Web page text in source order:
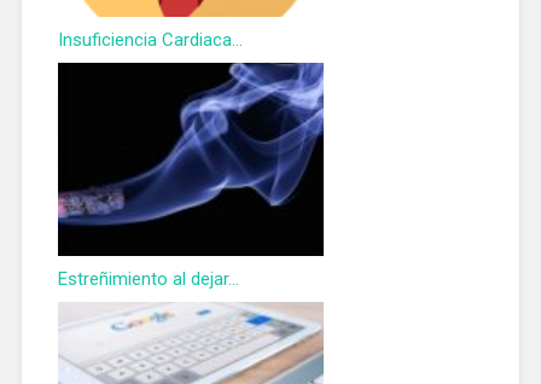
Insuficiencia Cardiaca...
Estreñimiento al dejar...